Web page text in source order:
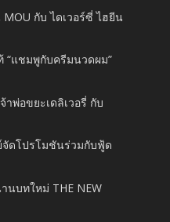
กับ ไดเวอร์ซี่ ไฮยีน
“แชมพูกับครีมนวดผม”
าพ่อขยะเดลิเวอรี่ กับ
จัดโปรโมชันร่วมกับฟู้ด
นบทใหม่ THE NEW